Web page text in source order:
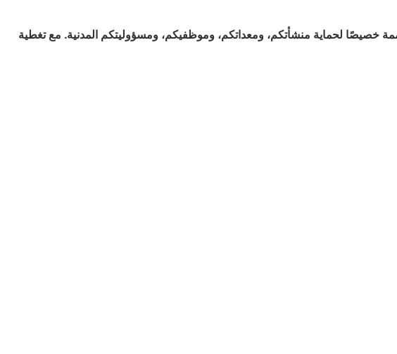
خصيصًا لحماية منشأتكم، ومعداتكم، وموظفيكم، ومسؤوليتكم المدنية. مع تغطية